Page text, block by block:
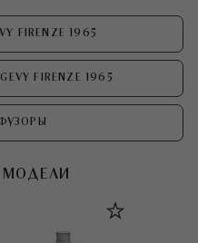
FIRENZE 1965
FIRENZE 1965